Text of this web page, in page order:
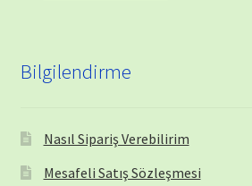
Bilgilendirme
Nasıl Sipariş Verebilirim
Mesafeli Satış Sözleşmesi